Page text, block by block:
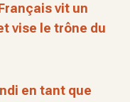
vit un
vise le trône du
en tant que